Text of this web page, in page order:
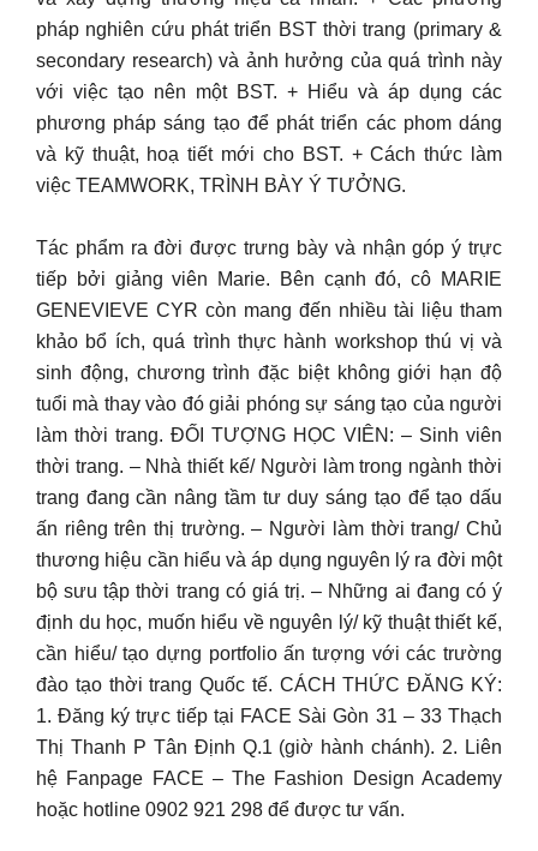
pháp nghiên cứu phát triển BST thời trang (primary &
secondary research) và ảnh hưởng của quá trình này
với việc tạo nên một BST. + Hiểu và áp dụng các
phương pháp sáng tạo để phát triển các phom dáng
và kỹ thuật, hoạ tiết mới cho BST. + Cách thức làm
việc TEAMWORK, TRÌNH BÀY Ý TƯỞNG.
Tác phẩm ra đời được trưng bày và nhận góp ý trực
tiếp bởi giảng viên Marie. Bên cạnh đó, cô MARIE
GENEVIEVE CYR còn mang đến nhiều tài liệu tham
khảo bổ ích, quá trình thực hành workshop thú vị và
sinh động, chương trình đặc biệt không giới hạn độ
tuổi mà thay vào đó giải phóng sự sáng tạo của người
làm thời trang. ĐỐI TƯỢNG HỌC VIÊN: – Sinh viên
thời trang. – Nhà thiết kế/ Người làm trong ngành thời
trang đang cần nâng tầm tư duy sáng tạo để tạo dấu
ấn riêng trên thị trường. – Người làm thời trang/ Chủ
thương hiệu cần hiểu và áp dụng nguyên lý ra đời một
bộ sưu tập thời trang có giá trị. – Những ai đang có ý
định du học, muốn hiểu về nguyên lý/ kỹ thuật thiết kế,
cần hiểu/ tạo dựng portfolio ấn tượng với các trường
đào tạo thời trang Quốc tế. CÁCH THỨC ĐĂNG KÝ:
1. Đăng ký trực tiếp tại FACE Sài Gòn 31 – 33 Thạch
Thị Thanh P Tân Định Q.1 (giờ hành chánh). 2. Liên
hệ Fanpage FACE – The Fashion Design Academy
hoặc hotline 0902 921 298 để được tư vấn.